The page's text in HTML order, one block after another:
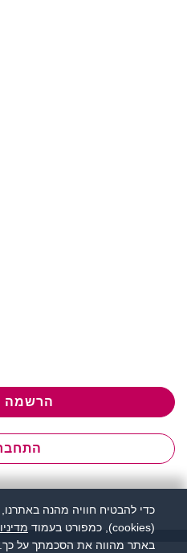
הרשמה
כדי להבטיח חוויה מהנה
(cookies), כמפורט בעמוד
באתר מהווה את הסכמתך על כך.